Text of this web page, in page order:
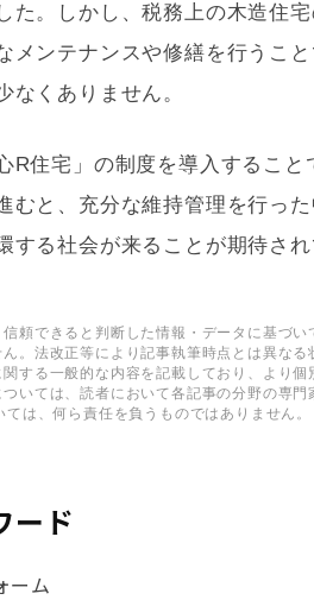
た。しかし、税務上の木造住
メンテナンスや修繕を行うこ
なくありません。
R住宅」の制度を導入するこ
むと、充分な維持管理を行っ
する社会が来ることが期待され
頼できると判断した情報・データに基づ
。法改正等により記事執筆時点とは異な
する一般的な内容を記載しており、より
いては、読者において各記事の分野の専
は、何ら責任を負うものではありません。
ード
ーム